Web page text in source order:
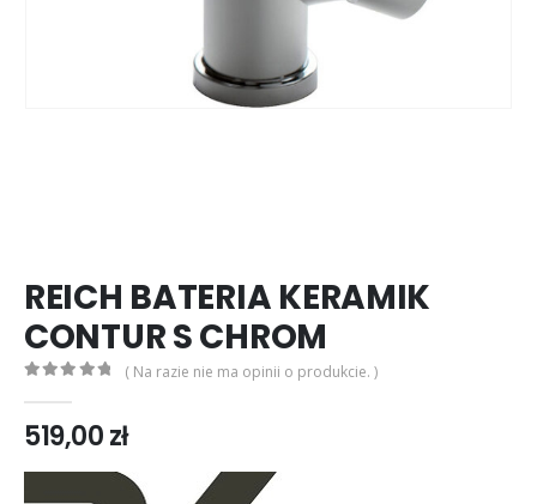
REICH BATERIA KERAMIK
CONTUR S CHROM
( Na razie nie ma opinii o produkcie. )
519,00zł